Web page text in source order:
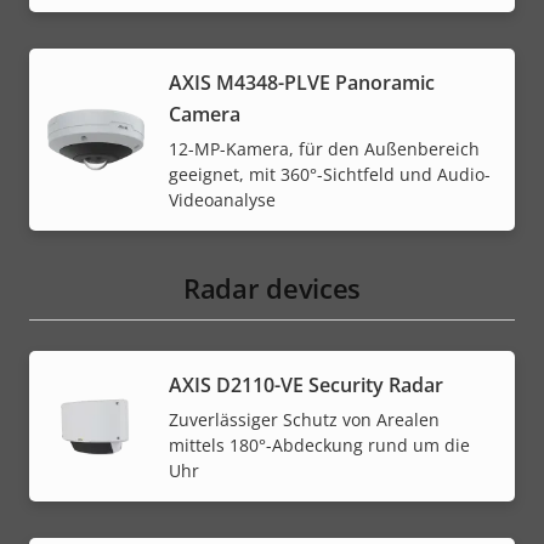
AXIS M4348-PLVE Panoramic
Camera
12-MP-Kamera, für den Außenbereich
geeignet, mit 360°-Sichtfeld und Audio-
Videoanalyse
Radar devices
AXIS D2110-VE Security Radar
Zuverlässiger Schutz von Arealen
mittels 180°-Abdeckung rund um die
Uhr